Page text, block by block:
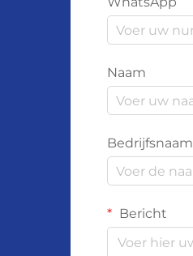
Naam
Bedrijfsnaam
Bericht